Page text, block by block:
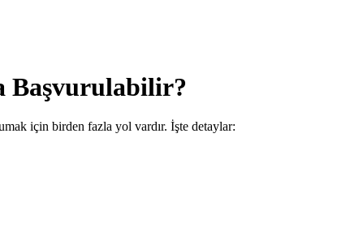
Başvurulabilir?
için birden fazla yol vardır. İşte detaylar: